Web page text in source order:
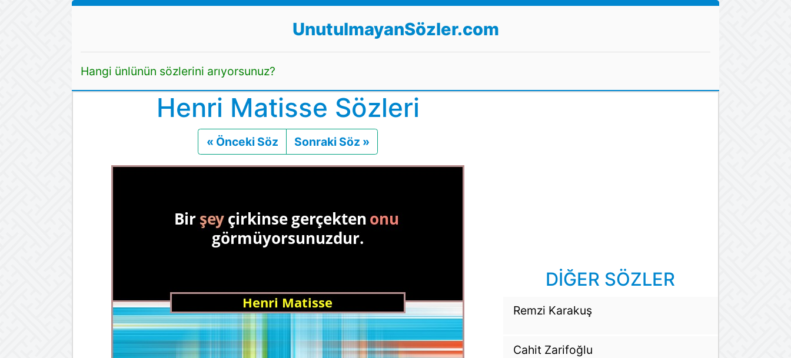
UnutulmayanSözler.com
Hangi ünlünün sözlerini arıyorsunuz?
Henri Matisse Sözleri
« Önceki Söz Önceki
Sonraki Söz »
DİĞER SÖZLER
Remzi Karakuş
Cahit Zarifoğlu